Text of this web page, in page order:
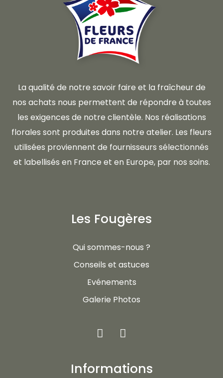
La qualité de notre savoir faire et la fraîcheur de
nos achats nous permettent de répondre à toutes
les exigences de notre clientèle. Nos réalisations
florales sont produites dans notre atelier. Les fleurs
utilisées proviennent de fournisseurs sélectionnés
et labellisés en France et en Europe, par nos soins.
Les Fougères
Qui sommes-nous ?
Conseils et astuces
Evénements
Galerie Photos
Informations